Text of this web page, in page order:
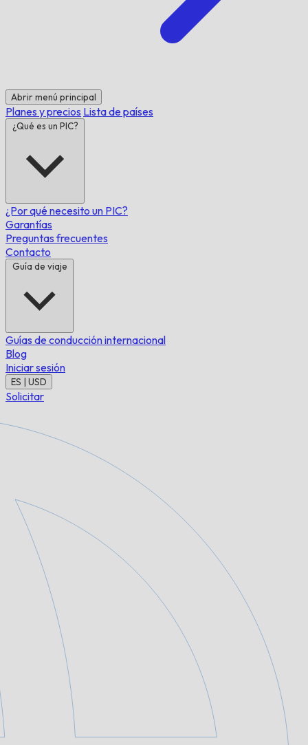
Abrir menú principal
Planes y precios Lista de países
¿Qué es un PIC?
¿Por qué necesito un PIC?
Garantías
Preguntas frecuentes
Contacto
Guía de viaje
Guías de conducción internacional
Blog
Iniciar sesión
ES | USD
Solicitar